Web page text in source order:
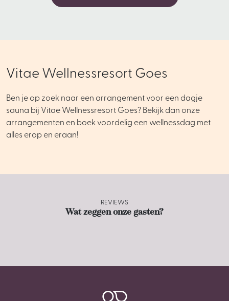
Vitae Wellnessresort Goes
Ben je op zoek naar een arrangement voor een dagje
sauna bij Vitae Wellnessresort Goes? Bekijk dan onze
arrangementen en boek voordelig een wellnessdag met
alles erop en eraan!
REVIEWS
Wat zeggen onze gasten?